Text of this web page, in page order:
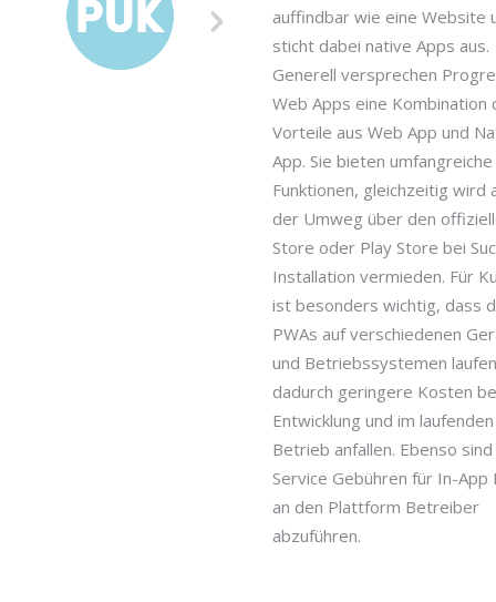
auffindbar wie eine Website
sticht dabei native Apps aus.
Generell versprechen
Web Apps eine Kombination
Vorteile aus Web App und
App. Sie bieten umfangreiche
Funktionen, gleichzeitig wird
der Umweg über den
Store oder Play Store bei
Installation vermieden. Für
ist besonders wichtig, dass
PWAs auf verschiedenen
und Betriebssystemen
dadurch geringere Kosten
Entwicklung und im laufenden
Betrieb anfallen. Ebenso sind
Service Gebühren für In-App
an den Plattform Betreiber
abzuführen.